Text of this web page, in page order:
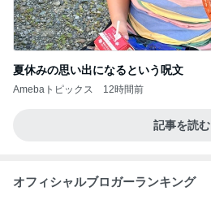
夏休みの思い出になるという呪文
Amebaトピックス 12時間前
記事を読む
オフィシャルブロガーランキング